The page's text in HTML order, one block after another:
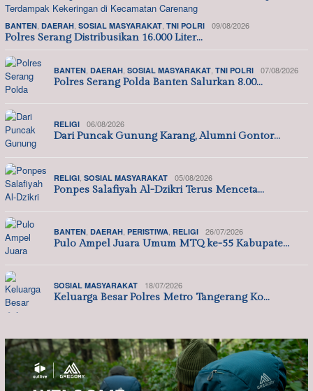
BANTEN DAERAH SOSIAL MASYARAKAT TNI POLRI 09/08/2026
Polres Serang Distribusikan 16.000 Liter…
BANTEN DAERAH SOSIAL MASYARAKAT TNI POLRI 07/08/2026
Polres Serang Polda Banten Salurkan 8.00…
RELIGI 06/08/2026
Dari Puncak Gunung Karang, Alumni Gontor…
RELIGI SOSIAL MASYARAKAT 05/08/2026
Ponpes Salafiyah Al-Dzikri Terus Menceta…
BANTEN DAERAH PERISTIWA RELIGI 26/07/2026
Pulo Ampel Juara Umum MTQ ke-55 Kabupate…
SOSIAL MASYARAKAT 18/07/2026
Keluarga Besar Polres Metro Tangerang Ko…